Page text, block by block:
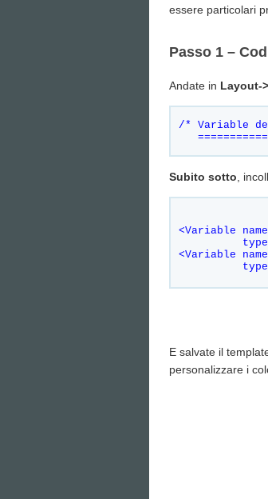
essere particolari
Passo 1 –
Andate in Layout-
/* Variable
Subito sotto ,
<Variable
<Variable
E salvate il
personalizzare i